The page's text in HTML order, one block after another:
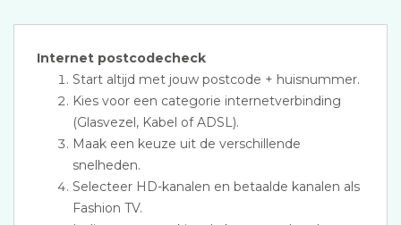
Internet postcodecheck
Start altijd met jouw postcode + huisnummer.
Kies voor een categorie internetverbinding
(Glasvezel, Kabel of ADSL).
Maak een keuze uit de verschillende
snelheden.
Selecteer HD-kanalen en betaalde kanalen als
Fashion TV.